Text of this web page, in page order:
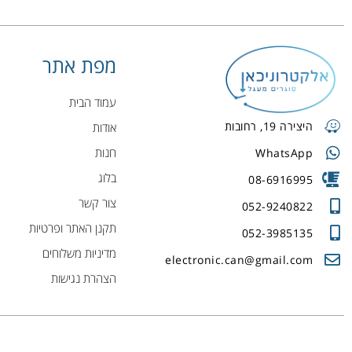
היצירה 19, רחובות
WhatsApp
08-6916995
052-9240822
052-3985135
electronic.can@gmail.com
מפת אתר
עמוד הבית
אודות
חנות
בלוג
צור קשר
תקנן האתר ופרטיות
מדיניות משלוחים
הצהרת נגישות